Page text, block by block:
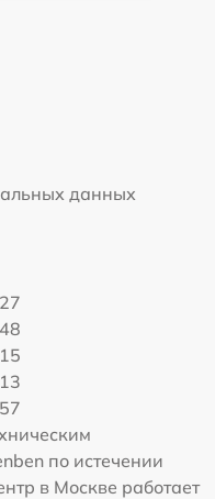
данных
по истечении
в Москве работает